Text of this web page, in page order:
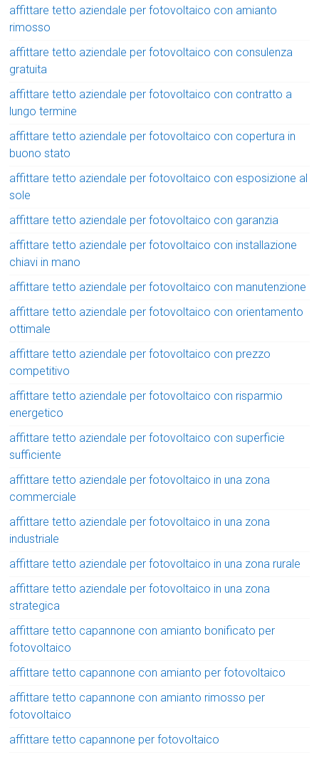
affittare tetto aziendale per fotovoltaico con amianto
rimosso
affittare tetto aziendale per fotovoltaico con consulenza
gratuita
affittare tetto aziendale per fotovoltaico con contratto a
lungo termine
affittare tetto aziendale per fotovoltaico con copertura in
buono stato
affittare tetto aziendale per fotovoltaico con esposizione al
sole
affittare tetto aziendale per fotovoltaico con garanzia
affittare tetto aziendale per fotovoltaico con installazione
chiavi in mano
affittare tetto aziendale per fotovoltaico con manutenzione
affittare tetto aziendale per fotovoltaico con orientamento
ottimale
affittare tetto aziendale per fotovoltaico con prezzo
competitivo
affittare tetto aziendale per fotovoltaico con risparmio
energetico
affittare tetto aziendale per fotovoltaico con superficie
sufficiente
affittare tetto aziendale per fotovoltaico in una zona
commerciale
affittare tetto aziendale per fotovoltaico in una zona
industriale
affittare tetto aziendale per fotovoltaico in una zona rurale
affittare tetto aziendale per fotovoltaico in una zona
strategica
affittare tetto capannone con amianto bonificato per
fotovoltaico
affittare tetto capannone con amianto per fotovoltaico
affittare tetto capannone con amianto rimosso per
fotovoltaico
affittare tetto capannone per fotovoltaico